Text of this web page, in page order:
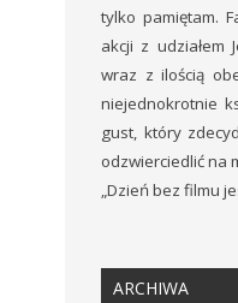
tylko pamiętam.
akcji z udziałem
wraz z ilością
niejednokrotnie
gust, który
odzwierciedlić na
„Dzień bez filmu
ARCHIWA